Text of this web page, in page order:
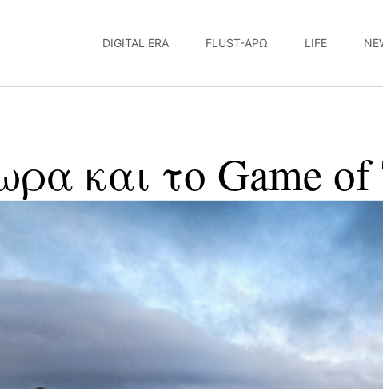
DIGITAL ERA FLUST-ΆΡΩ LIFE
και το Game of